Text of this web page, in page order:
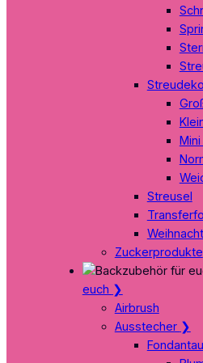
Streusel
Zuckerprodukte
euch ❯
Airbrush
Ausstecher ❯